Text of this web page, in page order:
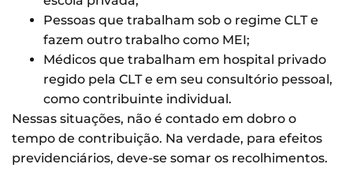
Pessoas que trabalham sob o regime CLT e
fazem outro trabalho como MEI;
Médicos que trabalham em hospital privado
regido pela CLT e em seu consultório pessoal,
como contribuinte individual.
Nessas situações, não é contado em dobro o
tempo de contribuição. Na verdade, para efeitos
previdenciários, deve-se somar os recolhimentos.